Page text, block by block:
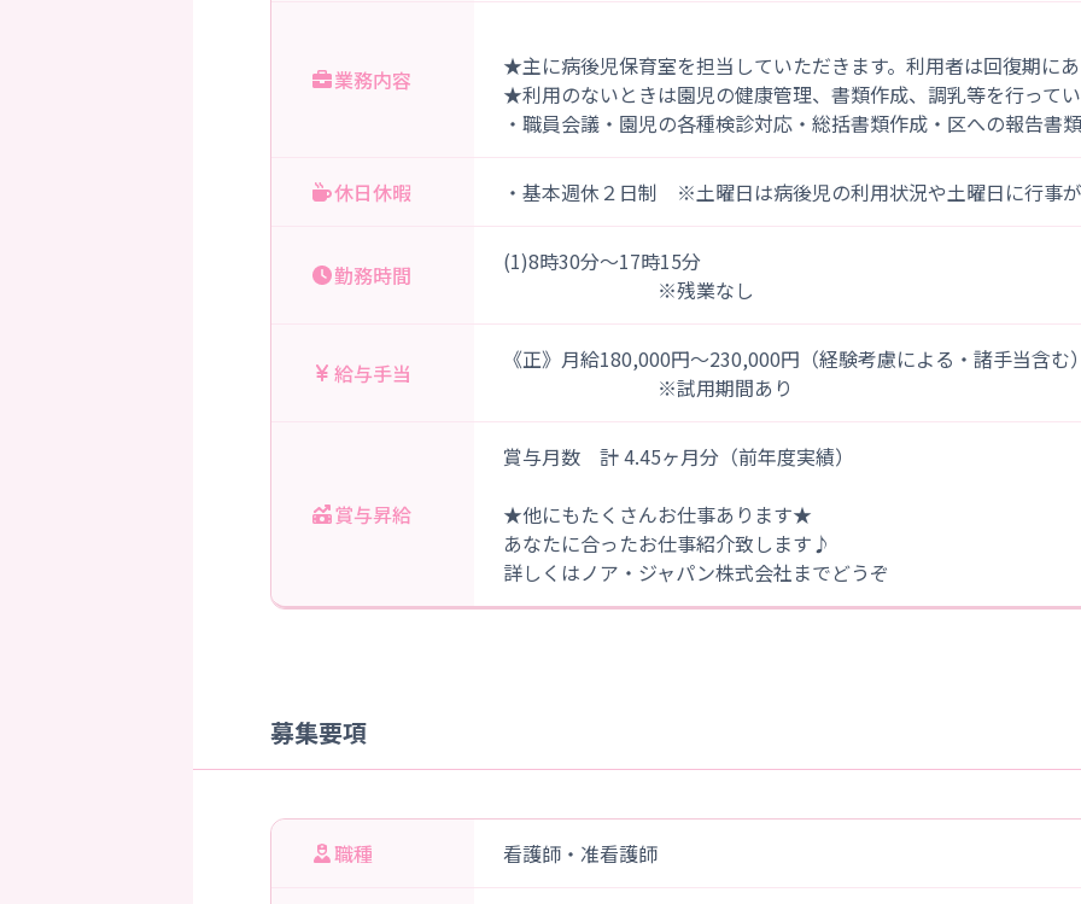
業務内容
★主に病後児保育室を担当していただきます。利用者は回復期に
★利用のないときは園児の健康管理、書類作成、調乳等を行って
・職員会議・園児の各種検診対応・総括書類作成・区への報告書
休日休暇 ・基本週休２日制 ※土曜日は病後児の利用状況や土曜日に行事
勤務時間
(1)8時30分～17時15分
※残業なし
給与手当
《正》月給180,000円～230,000円（経験考慮による・諸手当含む
※試用期間あり
賞与昇給
賞与月数 計 4.45ヶ月分（前年度実績）
★他にもたくさんお仕事あります★
あなたに合ったお仕事紹介致します♪
詳しくはノア・ジャパン株式会社までどうぞ
募集要項
職種 看護師・准看護師